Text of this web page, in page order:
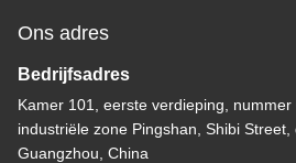
Ons adres
Bedrijfsadres
Kamer 101, eerste verdieping, nummer
industriële zone Pingshan, Shibi Street,
Guangzhou, China